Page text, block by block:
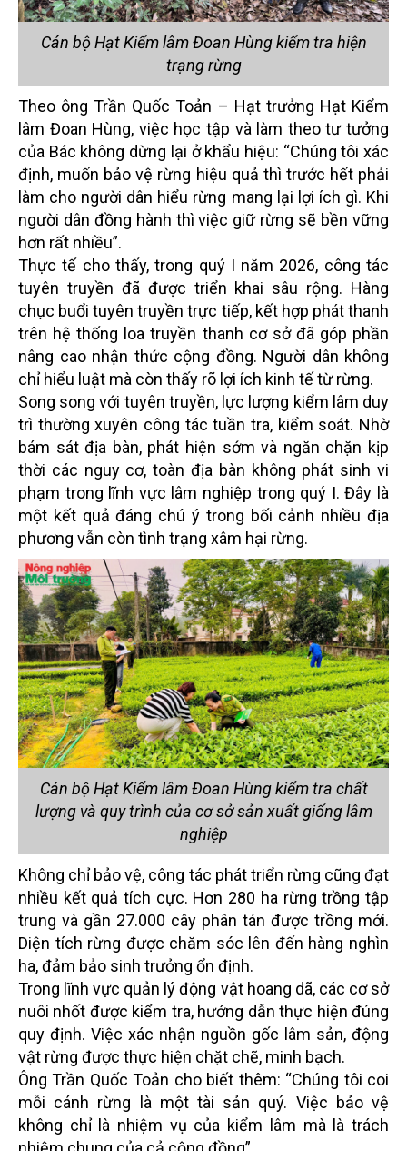
Cán bộ Hạt Kiểm lâm Đoan Hùng kiểm tra hiện
trạng rừng
Theo ông Trần Quốc Toản – Hạt trưởng Hạt Kiểm
lâm Đoan Hùng, việc học tập và làm theo tư tưởng
của Bác không dừng lại ở khẩu hiệu: “Chúng tôi xác
định, muốn bảo vệ rừng hiệu quả thì trước hết phải
làm cho người dân hiểu rừng mang lại lợi ích gì. Khi
người dân đồng hành thì việc giữ rừng sẽ bền vững
hơn rất nhiều”.
Thực tế cho thấy, trong quý I năm 2026, công tác
tuyên truyền đã được triển khai sâu rộng. Hàng
chục buổi tuyên truyền trực tiếp, kết hợp phát thanh
trên hệ thống loa truyền thanh cơ sở đã góp phần
nâng cao nhận thức cộng đồng. Người dân không
chỉ hiểu luật mà còn thấy rõ lợi ích kinh tế từ rừng.
Song song với tuyên truyền, lực lượng kiểm lâm duy
trì thường xuyên công tác tuần tra, kiểm soát. Nhờ
bám sát địa bàn, phát hiện sớm và ngăn chặn kịp
thời các nguy cơ, toàn địa bàn không phát sinh vi
phạm trong lĩnh vực lâm nghiệp trong quý I. Đây là
một kết quả đáng chú ý trong bối cảnh nhiều địa
phương vẫn còn tình trạng xâm hại rừng.
Cán bộ Hạt Kiểm lâm Đoan Hùng kiểm tra chất
lượng và quy trình của cơ sở sản xuất giống lâm
nghiệp
Không chỉ bảo vệ, công tác phát triển rừng cũng đạt
nhiều kết quả tích cực. Hơn 280 ha rừng trồng tập
trung và gần 27.000 cây phân tán được trồng mới.
Diện tích rừng được chăm sóc lên đến hàng nghìn
ha, đảm bảo sinh trưởng ổn định.
Trong lĩnh vực quản lý động vật hoang dã, các cơ sở
nuôi nhốt được kiểm tra, hướng dẫn thực hiện đúng
quy định. Việc xác nhận nguồn gốc lâm sản, động
vật rừng được thực hiện chặt chẽ, minh bạch.
Ông Trần Quốc Toản cho biết thêm: “Chúng tôi coi
mỗi cánh rừng là một tài sản quý. Việc bảo vệ
không chỉ là nhiệm vụ của kiểm lâm mà là trách